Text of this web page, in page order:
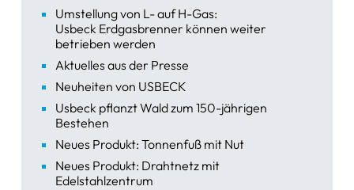
Umstellung von L- auf H-Gas:
Usbeck Erdgasbrenner können weiter
betrieben werden
Aktuelles aus der Presse
Neuheiten von USBECK
Usbeck pflanzt Wald zum 150-jährigen
Bestehen
Neues Produkt: Tonnenfuß mit Nut
Neues Produkt: Drahtnetz mit
Edelstahlzentrum